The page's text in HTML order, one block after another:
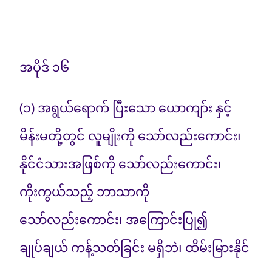
အပိုဒ် ၁၆
(၁) အရွယ်ရောက် ပြီးသော ယောကျာ်း နှင့်
မိန်းမတို့တွင် လူမျိုးကို သော်လည်းကောင်း၊
နိုင်ငံသားအဖြစ်ကို သော်လည်းကောင်း၊
ကိုးကွယ်သည့် ဘာသာကို
သော်လည်းကောင်း၊ အကြောင်းပြု၍
ချုပ်ချယ် ကန့်သတ်ခြင်း မရှိဘဲ၊ ထိမ်းမြားနိုင်